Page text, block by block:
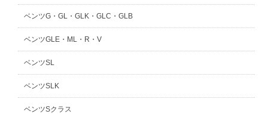
ベンツG・GL・GLK・GLC・GLB
ベンツGLE・ML・R・V
ベンツSL
ベンツSLK
ベンツSクラス